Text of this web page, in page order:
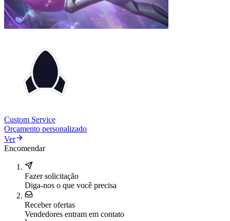
Custom Service
Orçamento personalizado
Ver
Encomendar
Fazer solicitação
Diga-nos o que você precisa
Receber ofertas
Vendedores entram em contato